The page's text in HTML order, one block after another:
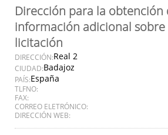
Dirección para la obtención
información adicional
licitación
DIRECCIÓN:Real 2
CIUDAD:Badajoz
PAÍS:España
TLFNO:
FAX:
CORREO ELETRÓNICO:
DIRECCIÓN WEB: